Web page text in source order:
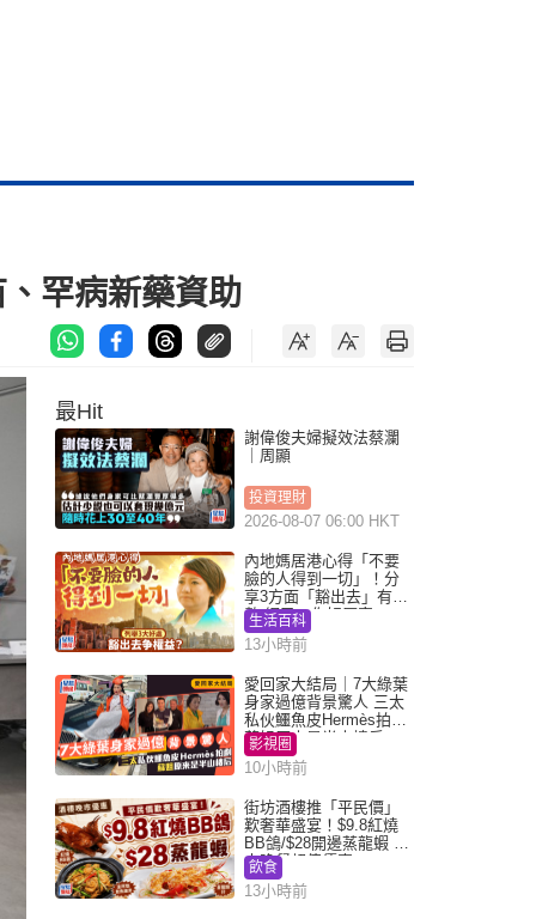
罕病新藥資助
最Hit
謝偉俊夫婦擬效法蔡瀾
｜周顯
投資理財
2026-08-07 06:00 HKT
內地媽居港心得「不要
臉的人得到一切」！分
享3方面「豁出去」有著
數 網民：你好厲害
生活百科
13小時前
愛回家大結局｜7大綠葉
身家過億背景驚人 三太
私伙鱷魚皮Hermès拍劇
蘇姐原來是半山樓后
影視圈
10小時前
街坊酒樓推「平民價」
歎奢華盛宴！$9.8紅燒
BB鴿/$28開邊蒸龍蝦 3
大晚餐超值優惠
飲食
13小時前